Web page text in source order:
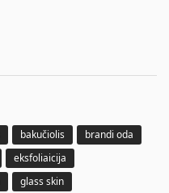
bakučiolis
brandi oda
eksfoliaicija
glass skin